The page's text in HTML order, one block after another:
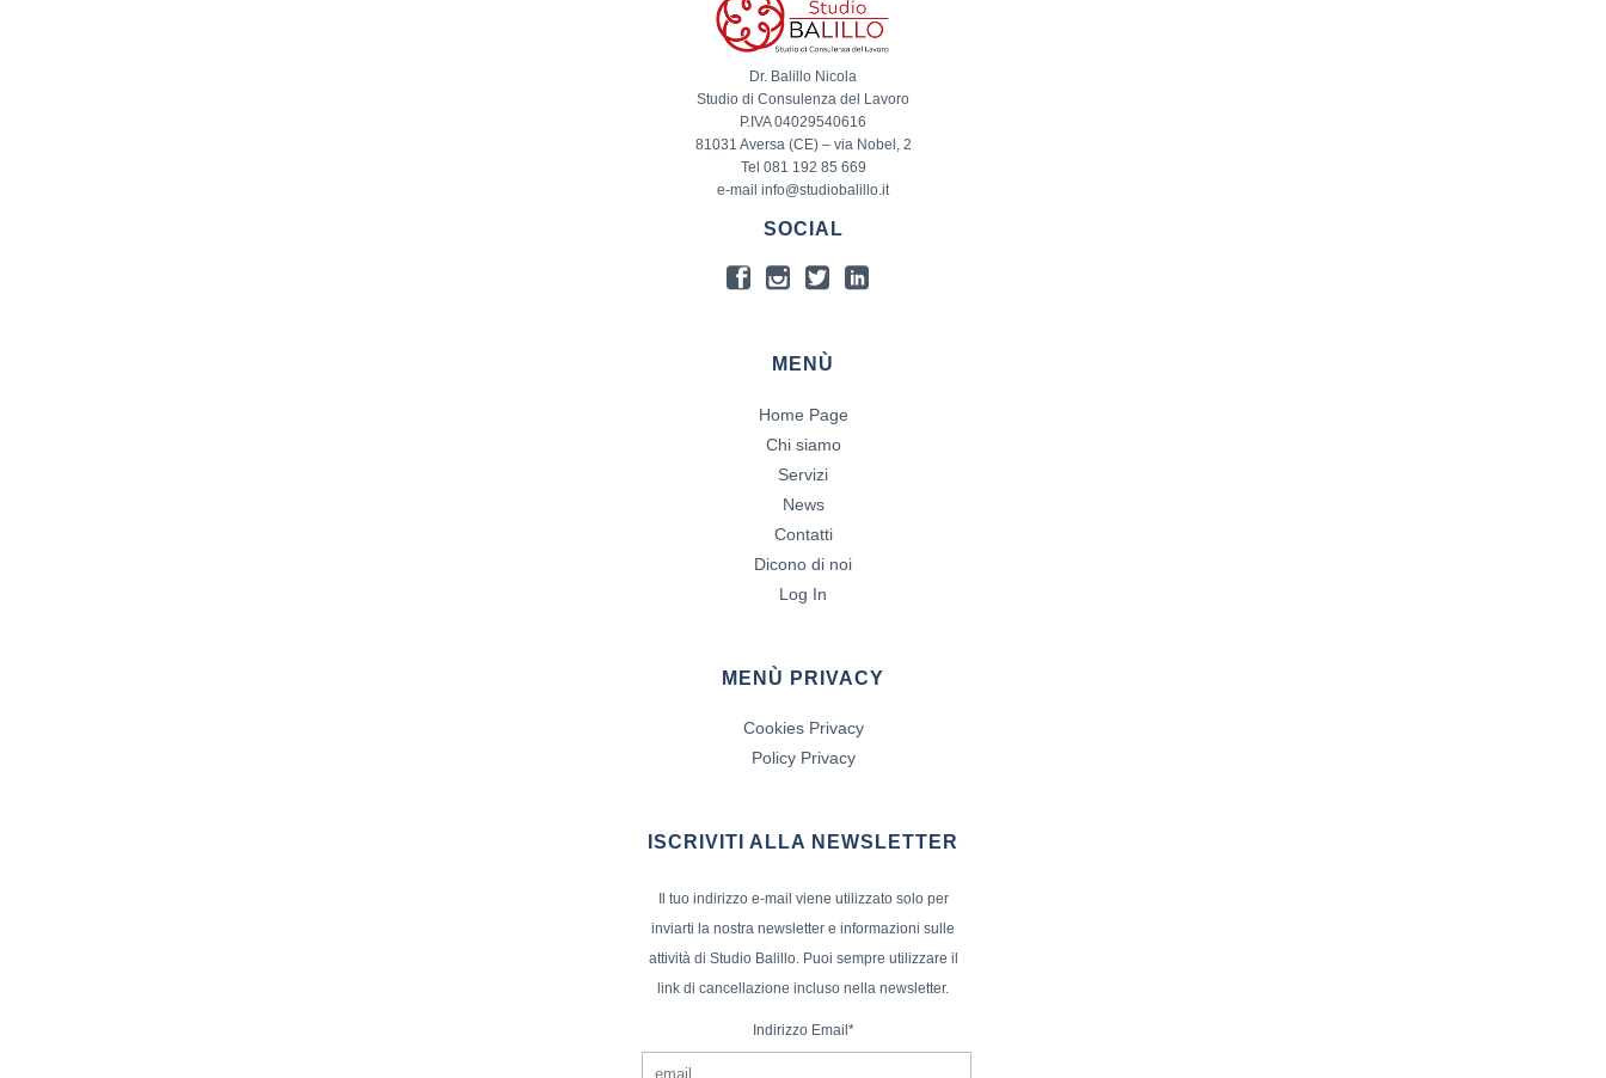
Dr. Balillo Nicola
Studio di Consulenza del Lavoro
P.IVA 04029540616
81031 Aversa (CE) – via Nobel, 2
Tel 081 192 85 669
e-mail info@studiobalillo.it
SOCIAL
MENÙ
Home Page
Chi siamo
Servizi
News
Contatti
Dicono di noi
Log In
MENÙ PRIVACY
Cookies Privacy
Policy Privacy
ISCRIVITI ALLA NEWSLETTER
Il tuo indirizzo e-mail viene utilizzato solo per
inviarti la nostra newsletter e informazioni sulle
attività di Studio Balillo. Puoi sempre utilizzare il
link di cancellazione incluso nella newsletter.
Indirizzo Email*